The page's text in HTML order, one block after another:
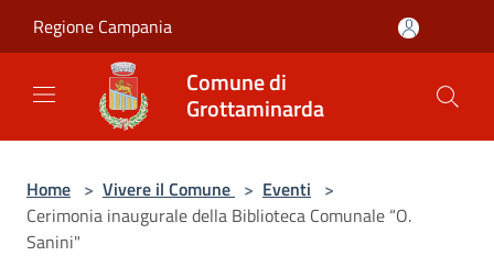
Regione Campania
Comune di
Grottaminarda
Home > Vivere il Comune > Eventi >
Cerimonia inaugurale della Biblioteca Comunale “O.
Sanini"